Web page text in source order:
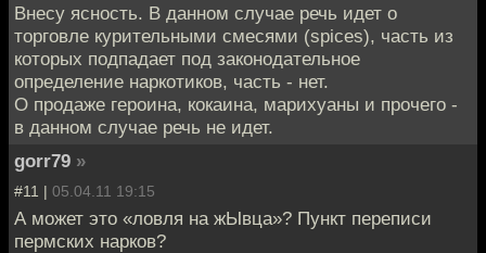
Внесу ясность. В данном случае речь идет о
торговле курительными смесями (spices), часть из
которых подпадает под законодательное
определение наркотиков, часть - нет.
О продаже героина, кокаина, марихуаны и прочего -
в данном случае речь не идет.
gorr79 »
#11 | 05.04.11 19:15
А может это «ловля на жЫвца»? Пункт переписи
пермских нарков?